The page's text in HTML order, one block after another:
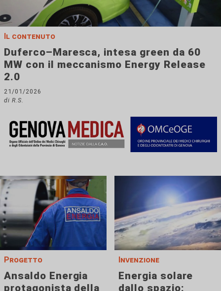
Il contenuto
Duferco–Maresca, intesa green da 60
MW con il meccanismo Energy Release
2.0
21/01/2026
di R.S.
Progetto
Ansaldo Energia
protagonista della
Invenzione
Energia solare
dallo spazio: